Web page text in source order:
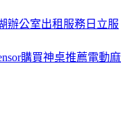
辦公室出租服務日立服
購買神桌推薦電動麻